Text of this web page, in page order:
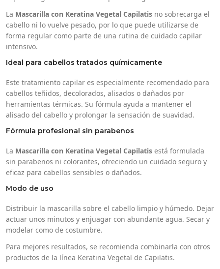
La Mascarilla con Keratina Vegetal Capilatis no sobrecarga el
cabello ni lo vuelve pesado, por lo que puede utilizarse de
forma regular como parte de una rutina de cuidado capilar
intensivo.
Ideal para cabellos tratados químicamente
Este tratamiento capilar es especialmente recomendado para
cabellos teñidos, decolorados, alisados o dañados por
herramientas térmicas. Su fórmula ayuda a mantener el
alisado del cabello y prolongar la sensación de suavidad.
Fórmula profesional sin parabenos
La Mascarilla con Keratina Vegetal Capilatis está formulada
sin parabenos ni colorantes, ofreciendo un cuidado seguro y
eficaz para cabellos sensibles o dañados.
Modo de uso
Distribuir la mascarilla sobre el cabello limpio y húmedo. Dejar
actuar unos minutos y enjuagar con abundante agua. Secar y
modelar como de costumbre.
Para mejores resultados, se recomienda combinarla con otros
productos de la línea Keratina Vegetal de Capilatis.